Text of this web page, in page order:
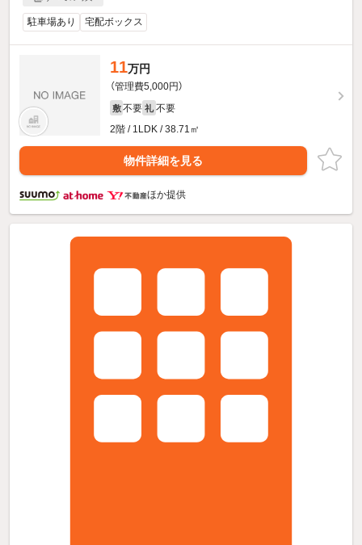
駐車場あり 宅配ボックス
11万円
（管理費5,000円）
敷 不要 礼 不要
2階 / 1LDK / 38.71㎡
物件詳細を見る
ほか提供